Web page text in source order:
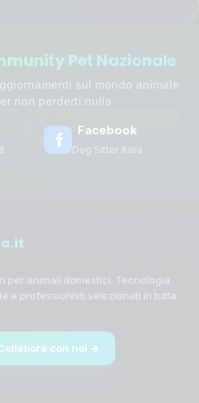
Pet Nazionale
sul mondo animale
non perderti nulla
Facebook
Dog Sitter Italia
per animali domestici. Tecnologia
e professionisti selezionati in tutta
con noi →